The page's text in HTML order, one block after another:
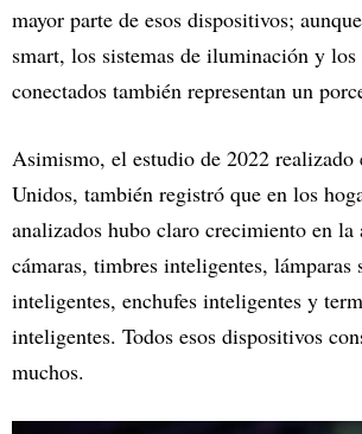
mayor parte de esos dispositivos;
smart, los sistemas de iluminación y
conectados también representan un
Asimismo, el estudio de 2022 realizado
Unidos, también registró que en los
analizados hubo claro crecimiento en la
cámaras, timbres inteligentes, lámparas
inteligentes, enchufes inteligentes y
inteligentes. Todos esos dispositivos
muchos.